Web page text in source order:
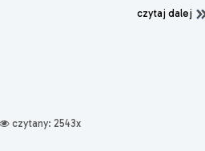
czytaj dalej
czytany: 2543x